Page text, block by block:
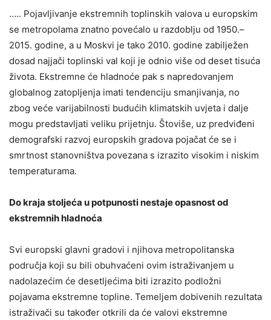
….. Pojavljivanje ekstremnih toplinskih valova u europskim
se metropolama znatno povećalo u razdoblju od 1950.–
2015. godine, a u Moskvi je tako 2010. godine zabilježen
dosad najjači toplinski val koji je odnio više od deset tisuća
života. Ekstremne će hladnoće pak s napredovanjem
globalnog zatopljenja imati tendenciju smanjivanja, no
zbog veće varijabilnosti budućih klimatskih uvjeta i dalje
mogu predstavljati veliku prijetnju. Štoviše, uz predviđeni
demografski razvoj europskih gradova pojačat će se i
smrtnost stanovništva povezana s izrazito visokim i niskim
temperaturama.
Do kraja stoljeća u potpunosti nestaje opasnost od
ekstremnih hladnoća
Svi europski glavni gradovi i njihova metropolitanska
područja koji su bili obuhvaćeni ovim istraživanjem u
nadolazećim će desetljećima biti izrazito podložni
pojavama ekstremne topline. Temeljem dobivenih rezultata
istraživači su također otkrili da će valovi ekstremne